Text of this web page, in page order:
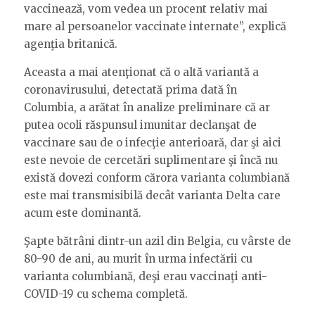
vaccinează, vom vedea un procent relativ mai
mare al persoanelor vaccinate internate”, explică
agenţia britanică.
Aceasta a mai atenţionat că o altă variantă a
coronavirusului, detectată prima dată în
Columbia, a arătat în analize preliminare că ar
putea ocoli răspunsul imunitar declanşat de
vaccinare sau de o infecţie anterioară, dar şi aici
este nevoie de cercetări suplimentare şi încă nu
există dovezi conform cărora varianta columbiană
este mai transmisibilă decât varianta Delta care
acum este dominantă.
Şapte bătrâni dintr-un azil din Belgia, cu vârste de
80-90 de ani, au murit în urma infectării cu
varianta columbiană, deşi erau vaccinaţi anti-
COVID-19 cu schema completă.